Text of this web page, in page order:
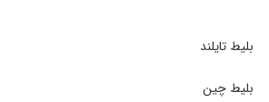
بلیط تایلند
بلیط چین